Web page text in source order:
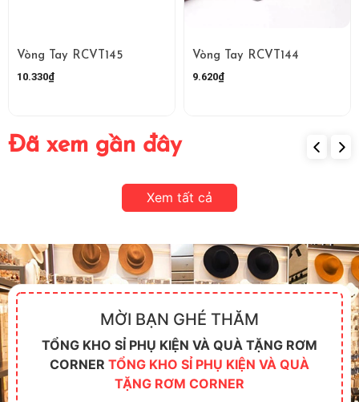
Vòng Tay RCVT145
10.330₫
Vòng Tay RCVT144
9.620₫
Đã xem gần đây
Xem tất cả
MỜI BẠN GHÉ THĂM
TỔNG KHO SỈ PHỤ KIỆN VÀ QUÀ TẶNG RƠM
CORNER TỔNG KHO SỈ PHỤ KIỆN VÀ QUÀ
TẶNG RƠM CORNER